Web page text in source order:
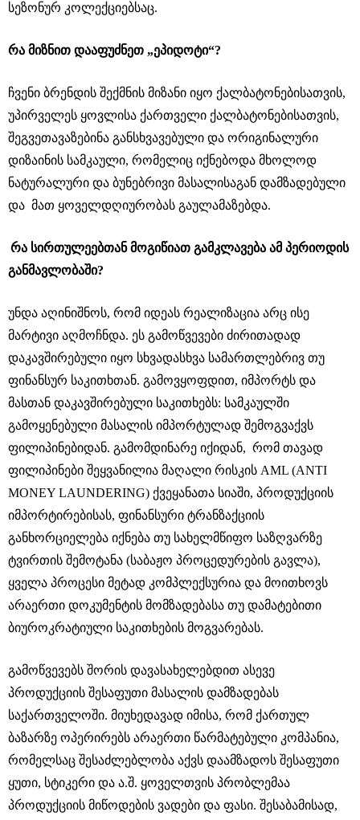
სეზონურ კოლექციებსაც.
რა მიზნით დააფუძნეთ „ეპიდოტი“?
ჩვენი ბრენდის შექმნის მიზანი იყო ქალბატონებისათვის,
უპირველეს ყოვლისა ქართველი ქალბატონებისათვის,
შეგვეთავაზებინა განსხვავებული და ორიგინალური
დიზაინის სამკაული, რომელიც იქნებოდა მხოლოდ
ნატურალური და ბუნებრივი მასალისაგან დამზადებული
და მათ ყოველდღიურობას გაულამაზებდა.
რა სირთულეებთან მოგიწიათ გამკლავება ამ პერიოდის
განმავლობაში?
უნდა აღინიშნოს, რომ იდეას რეალიზაცია არც ისე
მარტივი აღმოჩნდა. ეს გამოწვევები ძირითადად
დაკავშირებული იყო სხვადასხვა სამართლებრივ თუ
ფინანსურ საკითხთან. გამოვყოფდით, იმპორტს და
მასთან დაკავშირებული საკითხებს: სამკაულში
გამოყენებული მასალის იმპორტულად შემოგვაქვს
ფილიპინებიდან. გამომდინარე იქიდან, რომ თავად
ფილიპინები შეყვანილია მაღალი რისკის AML (ANTI
MONEY LAUNDERING) ქვეყანათა სიაში, პროდუქციის
იმპორტირებისას, ფინანსური ტრანზაქციის
განხორციელება იქნება თუ სახელმწიფო საზღვარზე
ტვირთის შემოტანა (საბაჟო პროცედურების გავლა),
ყველა პროცესი მეტად კომპლექსურია და მოითხოვს
არაერთი დოკუმენტის მომზადებასა თუ დამატებითი
ბიუროკრატიული საკითხების მოგვარებას.
გამოწვევებს შორის დავასახელებდით ასევე
პროდუქციის შესაფუთი მასალის დამზადებას
საქართველოში. მიუხედავად იმისა, რომ ქართულ
ბაზარზე ოპერირებს არაერთი წარმატებული კომპანია,
რომელსაც შესაძლებლობა აქვს დაამზადოს შესაფუთი
ყუთი, სტიკერი და ა.შ. ყოველთვის პრობლემაა
პროდუქციის მიწოდების ვადები და ფასი. შესაბამისად,